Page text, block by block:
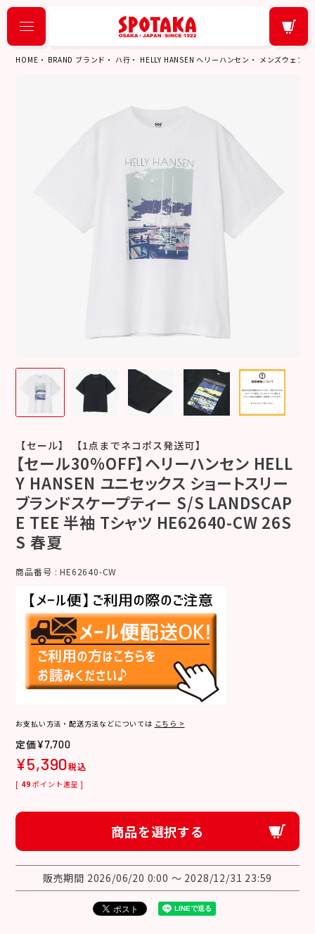
HOME BRAND ブランド ハ行 HELLY HANSEN ヘリーハンセン メンズウェア
【セール】 【1点までネコポス発送可】
【セール30%OFF】ヘリーハンセン HELL
Y HANSEN ユニセックス ショートスリー
ブランドスケープティー S/S LANDSCAP
E TEE 半袖 Tシャツ HE62640-CW 26S
S 春夏
商品番号 HE62640-CW
お支払い方法・配送方法などについては こちら >
¥7,700
¥5,390税込
[ 49 ポイント進呈 ]
商品を選択する
販売期間 2026/06/20 0:00 〜 2028/12/31 23:59